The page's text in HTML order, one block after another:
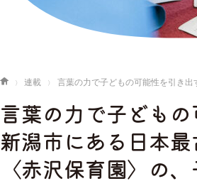
連載 言葉の力で子どもの可能性を引き
言葉の力で子ども
新潟市にある日本
〈赤沢保育園〉の